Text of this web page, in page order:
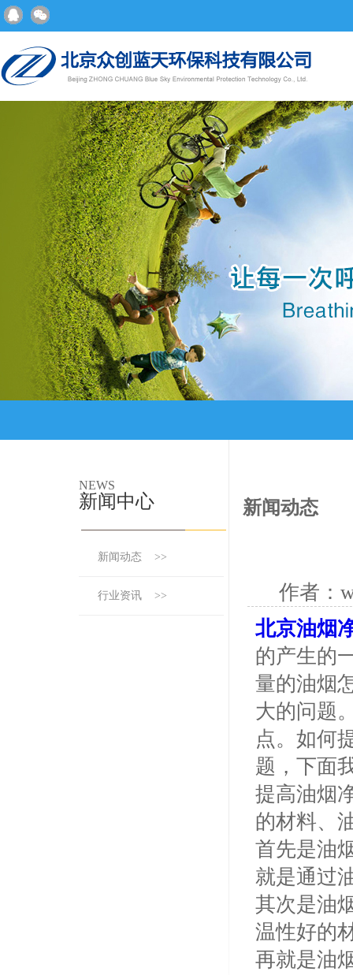
NEWS
新闻中心
新闻动态 >>
行业资讯 >>
新闻动态
作者：
北京油烟
的产生的
量的油烟
大的问题
点。如何
题，下面
提高油烟
的材料、
首先是油
就是通过
其次是油
温性好的
再就是油